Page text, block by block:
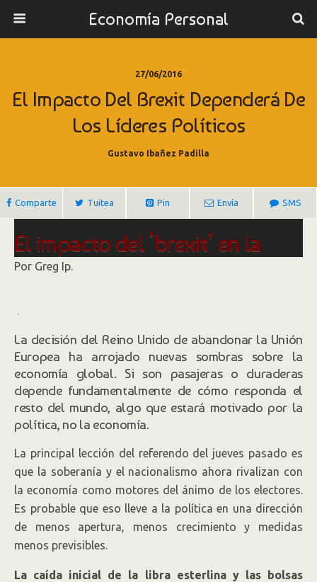
Economía Personal
27/06/2016
El Impacto Del Brexit Dependerá De
Los Líderes Políticos
Gustavo Ibañez Padilla
Comparte Tuitea Pin Envía SMS
El impacto del ‘brexit’ en la
economía global dependerá de
Por Greg Ip.
.
La decisión del Reino Unido de abandonar la Unión
Europea ha arrojado nuevas sombras sobre la
economía global. Si son pasajeras o duraderas
depende fundamentalmente de cómo responda el
resto del mundo, algo que estará motivado por la
política, no la economía.
La principal lección del referendo del jueves pasado es
que la soberanía y el nacionalismo ahora rivalizan con
la economía como motores del ánimo de los electores.
Es probable que eso lleve a la política en una dirección
de menos apertura, menos crecimiento y medidas
menos previsibles.
La caída inicial de la libra esterlina y las bolsas